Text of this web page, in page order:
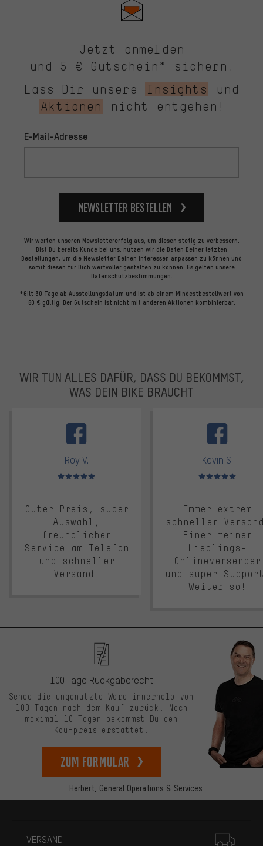
Jetzt anmelden
und 5 € Gutschein* sichern.
Lass Dir unsere
Insights
und
Aktionen
nicht entgehen!
E-Mail-Adresse
Newsletter bestellen
Wir werten unseren Newslettererfolg aus, um diesen stetig zu verbessern.
Bist Du bereits Kunde bei uns, nutzen wir die Daten Deiner letzten
Bestellungen, um die Newsletter Deinen Interessen anpassen zu können und
somit diesen für Dich wertvoller gestalten zu können. Es gelten unsere
Datenschutzbestimmungen
*Gilt 30 Tage ab Ausstellungsdatum und ist ab einem Mindestbestellwert von
60 € gültig. Der Gutschein ist nicht mit anderen Aktionen kombinierbar.
WIR TUN ALLES DAFÜR, DASS DU BEKOMMST,
WAS DEIN BIKE BRAUCHT
Roy V.
Bewertungen: 5 von 5
Guter Preis, super
Auswahl,
freundlicher
Service am Telefon
und schneller
Versand.
Kevin S.
Bewertungen: 5 von 5
Immer extrem
schneller
Einer meiner
Lieblings-
Onlineversender
und super
Weiter so!
Herbert, General Operations & Services
100 Tage Rückgaberecht
Sende die ungenutzte Ware innerhalb von
100 Tagen nach dem Kauf zurück. Nach
maximal 10 Tagen bekommst Du den
Kaufpreis erstattet.
zum Formular
VERSAND